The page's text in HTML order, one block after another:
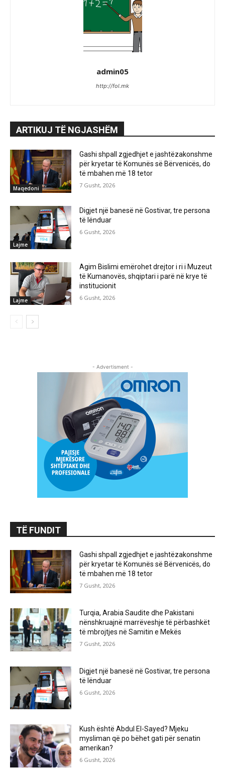
admin05
http://fol.mk
ARTIKUJ TË NGJASHËM
Maqedoni
Gashi shpall zgjedhjet e jashtëzakonshme
për kryetar të Komunës së Bërvenicës, do
të mbahen më 18 tetor
7 Gusht, 2026
Lajme
Digjet një banesë në Gostivar, tre persona
të lënduar
6 Gusht, 2026
Lajme
Agim Bislimi emërohet drejtor i ri i Muzeut
të Kumanovës, shqiptari i parë në krye të
institucionit
6 Gusht, 2026
- Advertisment -
TË FUNDIT
Gashi shpall zgjedhjet e jashtëzakonshme
për kryetar të Komunës së Bërvenicës, do
të mbahen më 18 tetor
7 Gusht, 2026
Turqia, Arabia Saudite dhe Pakistani
nënshkruajnë marrëveshje të përbashkët
të mbrojtjes në Samitin e Mekës
7 Gusht, 2026
Digjet një banesë në Gostivar, tre persona
të lënduar
6 Gusht, 2026
Kush është Abdul El-Sayed? Mjeku
mysliman që po bëhet gati për senatin
amerikan?
6 Gusht, 2026